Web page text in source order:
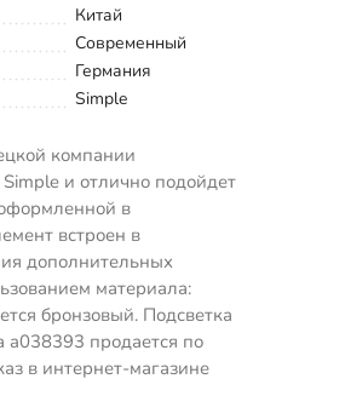
Китай
Современный
Германия
Simple
компании
и отлично подойдет
в
встроен в
дополнительных
материала:
бронзовый. Подсветка
a038393 продается по
в интернет-магазине